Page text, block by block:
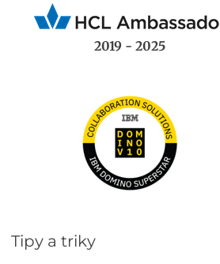
2019 - 2025
Tipy a triky